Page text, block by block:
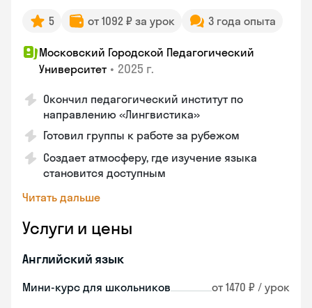
5 от 1092 ₽ за урок 3 года опыта
Московский Городской Педагогический
Университет • 2025 г.
Окончил педагогический институт по
направлению «Лингвистика»
Готовил группы к работе за рубежом
Создает атмосферу, где изучение языка
становится доступным
Читать дальше
Услуги и цены
Английский язык
Мини-курс для школьников от 1470 ₽ / урок